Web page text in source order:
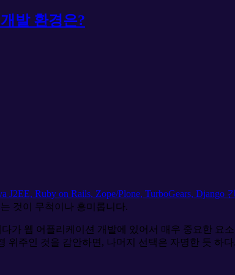
발 환경은?
J2EE, Ruby on Rails, Zope/Plone, TurboGears,
것이 무척이나 흥미롭니다.
가 웹 어플리케이션 개발에 있어서 매우 중요한 요
위주인 것을 감안하면, 나머지 선택은 자명한 듯 하다.